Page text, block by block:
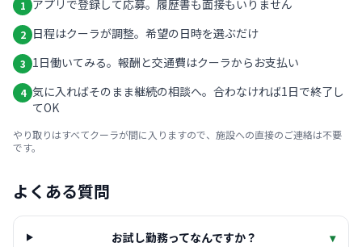
1 アプリで登録して応募。履歴書も面接もいりません
2 日程はクーラが調整。希望の日時を選ぶだけ
3 1日働いてみる。報酬と交通費はクーラからお支払い
4 気に入ればそのまま継続の相談へ。合わなければ1日で終了し
てOK
やり取りはすべてクーラが間に入りますので、施設への直接のご連絡は不要
です。
よくある質問
お試し勤務ってなんですか？ ▾